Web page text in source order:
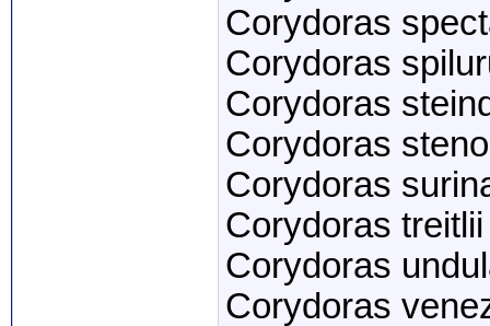
Corydoras
Corydoras
Corydoras
Corydoras
Corydoras
Corydoras treitlii
Corydoras
Corydoras